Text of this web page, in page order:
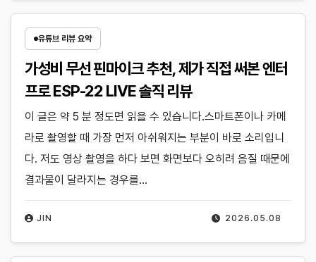
유튜브 리뷰 요약
가성비 무선 핀마이크 추천, 제가 직접 써본 엔터
프로 ESP-22 LIVE 솔직 리뷰
2026.05.08
JIN
이 글은 약 5 분 정도면 읽을 수 있습니다.스마트폰이나 카메
라로 촬영할 때 가장 먼저 아쉬워지는 부분이 바로 소리입니
다. 저도 영상 촬영을 하다 보면 화면보다 오히려 음질 때문에
결과물이 달라지는 경우를…